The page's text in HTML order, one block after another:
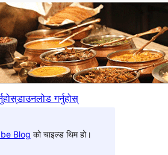
डाउनलोड गर्नुहोस्
Blog को चाइल्ड थिम हो।